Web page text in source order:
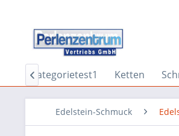
Kategorietest1 Ketten

Edelstein-Schmuck